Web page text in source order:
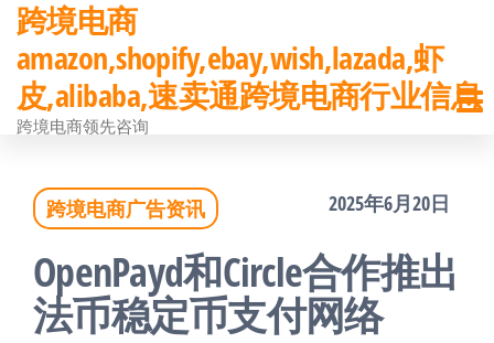
前
往
内
跨境电商
amazon,shopify,ebay,wish,lazada,虾
皮,alibaba,速卖通跨境电商行业信息
跨境电商领先咨询
跨境电商广告资讯 2025年6月20日
OpenPayd和Circle合作推出
法币稳定币支付网络